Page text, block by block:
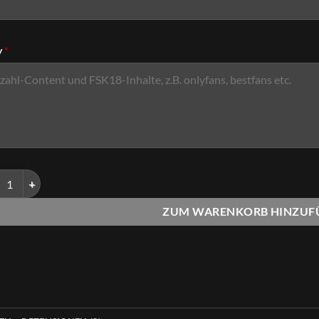
*
Add-On "Spicy" Menge
ZUM WARENKORB